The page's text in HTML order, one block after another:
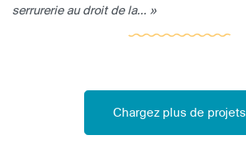
serrurerie au droit de la... »
Chargez plus de projets